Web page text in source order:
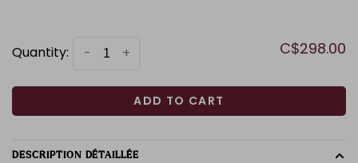
Quantity: +
- C$298.00
ADD TO CART
DESCRIPTION DÉTAILLÉE